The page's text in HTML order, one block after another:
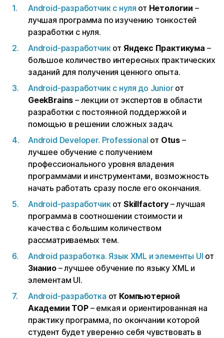
Android-разработчик с нуля от Нетологии –
лучшая программа по изучению тонкостей
разработки с нуля.
Android-разработчикот Яндекс Практикума –
большое количество интересных практических
заданий для получения ценного опыта.
Android-разработчик с нуля до Juniorот
GeekBrains– лекции от экспертов в области
разработки с постоянной поддержкой и
помощью в решении сложных задач.
Android Developer. Professional от Otus –
лучшее обучение с получением
профессионального уровня владения
программами и инструментами, возможность
начать работать сразу после его окончания.
Android-разработчикот Skillfactory – лучшая
программа в соотношении стоимости и
качества с большим количеством
рассматриваемых тем.
Android разработка. Язык XML и элементы UI от
Знанио – лучшее обучение по языку XML и
элементам UI.
Android-разработка от Компьютерной
Академии TOP– емкая и ориентированная на
практику программа, по окончании которой
студент будет уверенно себя чувствовать в